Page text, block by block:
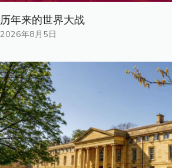
历年来的世界大战
2026年8月5日